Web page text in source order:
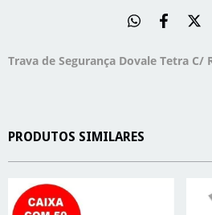
Trava de Segurança Dovale Tetra C/
PRODUTOS SIMILARES